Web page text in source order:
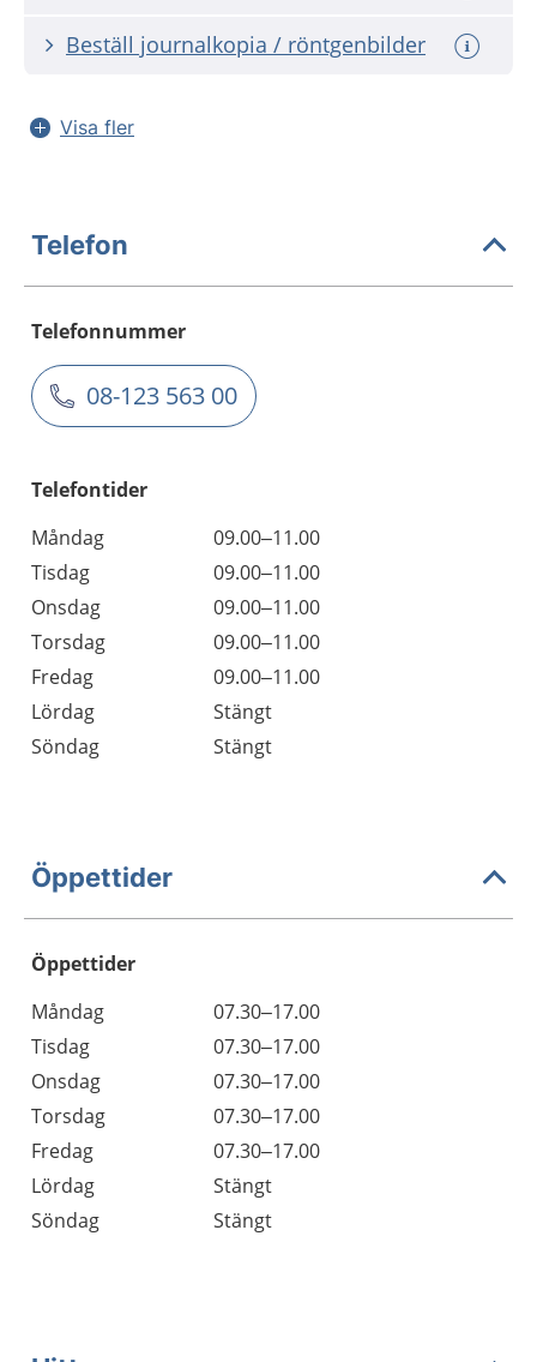
Beställ journalkopia / röntgenbilder
Visa fler
Telefon
Telefonnummer
08-123 563 00
Telefontider
Måndag
09.00–11.00
Tisdag
09.00–11.00
Onsdag
09.00–11.00
Torsdag
09.00–11.00
Fredag
09.00–11.00
Lördag
Stängt
Söndag
Stängt
Öppettider
Öppettider
Dag
Öppettider
Kommentarer
Måndag
07.30–17.00
Tisdag
07.30–17.00
Onsdag
07.30–17.00
Torsdag
07.30–17.00
Fredag
07.30–17.00
Lördag
Stängt
Söndag
Stängt